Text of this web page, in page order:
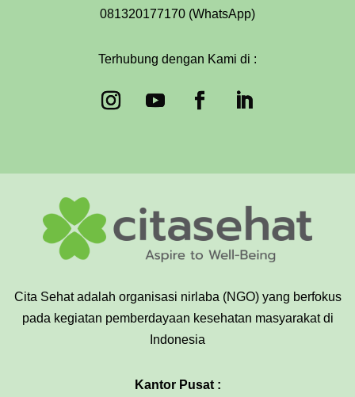
081320177170 (WhatsApp)
Terhubung dengan Kami di :
Cita Sehat adalah organisasi nirlaba (NGO) yang berfokus
pada kegiatan pemberdayaan kesehatan masyarakat di
Indonesia
Kantor Pusat :